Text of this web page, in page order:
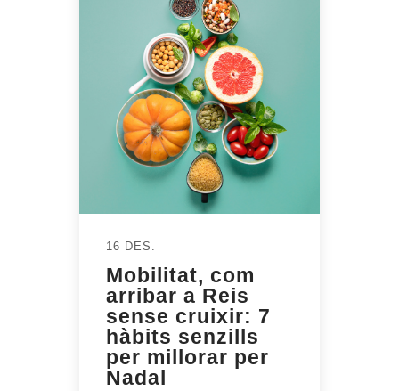
16 DES.
Mobilitat, com
arribar a Reis
sense cruixir: 7
hàbits senzills
per millorar per
Nadal